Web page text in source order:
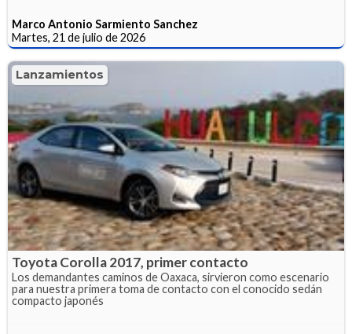
Marco Antonio Sarmiento Sanchez
Martes, 21 de julio de 2026
Lanzamientos
Toyota Corolla 2017, primer contacto
Los demandantes caminos de Oaxaca, sirvieron como escenario
para nuestra primera toma de contacto con el conocido sedán
compacto japonés